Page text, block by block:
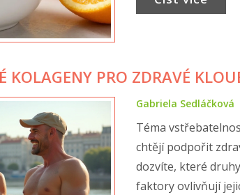
KOLAGENY PRO ZDRAVÉ
Gabriela Sedláčková
Téma
chtějí podpořit
dozvíte, které
faktory ovlivňují